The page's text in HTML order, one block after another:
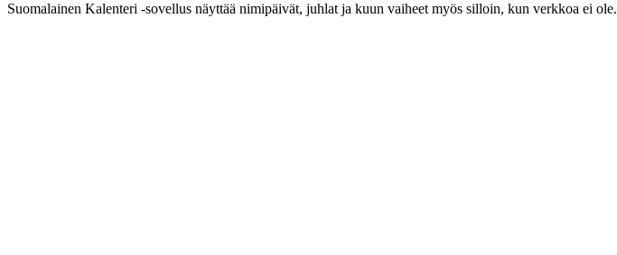
Suomalainen Kalenteri ‑sovellus näyttää nimipäivät, juhlat ja kuun vaiheet myös silloin, kun verkkoa ei ole.